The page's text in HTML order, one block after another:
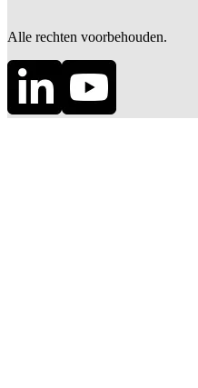
Alle rechten voorbehouden.